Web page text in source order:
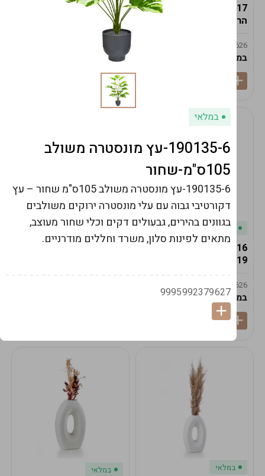
הרמס 19ס"מ -לבן נקי
9009492379626
במארז
19617/6-אגרטל הרמס
19ס"מ -לבן מנוקד
9009492379626
במארז
במלאי
19ס"מ -קרם
9009492379626
במארז6
במלאי
במלאי במלאי
במלאי
190135-6-עץ מונסטרה משולב
105ס"מ-שחור
190135-6-עץ מונסטרה משולב 105ס"מ שחור – עץ
דקורטיבי גבוה עם עלי מונסטרה ירוקים משולבים
בגוונים בהירים, גבעולים דקים וכלי שחור מעוצב,
מתאים לפינות סלון, משרד וחללים מודרניים.
9995992379627